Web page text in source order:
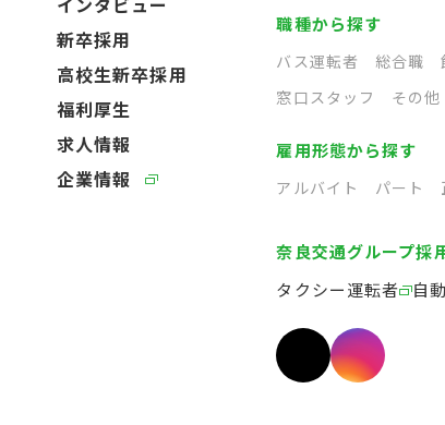
新卒採用
高校生新卒採用
福利厚生
求人情報
企業情報
職種から探す
バス運転者 総合職
窓口スタッフ
その他
雇用形態から探す
アルバイト パート
奈良交通グループ採
タクシー運転者
自